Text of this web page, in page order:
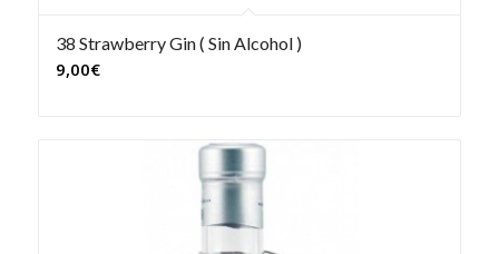
38 Strawberry Gin ( Sin Alcohol )
9,00€